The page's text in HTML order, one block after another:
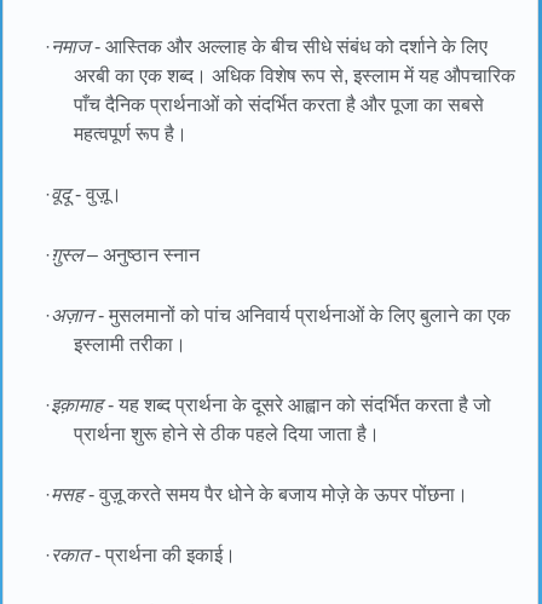
·नमाज- आस्तिक और अल्लाह के बीच सीधे संबंध को दर्शाने के लिए
अरबी का एक शब्द। अधिक विशेष रूप से, इस्लाम में यह औपचारिक
पाँच दैनिक प्रार्थनाओं को संदर्भित करता है और पूजा का सबसे
महत्वपूर्ण रूप है।
·वूदू- वुज़ू।
·ग़ुस्ल– अनुष्ठान स्नान
·अज़ान- मुसलमानों को पांच अनिवार्य प्रार्थनाओं के लिए बुलाने का एक
इस्लामी तरीका।
·इक़ामाह- यह शब्द प्रार्थना के दूसरे आह्वान को संदर्भित करता है जो
प्रार्थना शुरू होने से ठीक पहले दिया जाता है।
·मसह- वुज़ू करते समय पैर धोने के बजाय मोज़े के ऊपर पोंछना।
·रकात- प्रार्थना की इकाई।